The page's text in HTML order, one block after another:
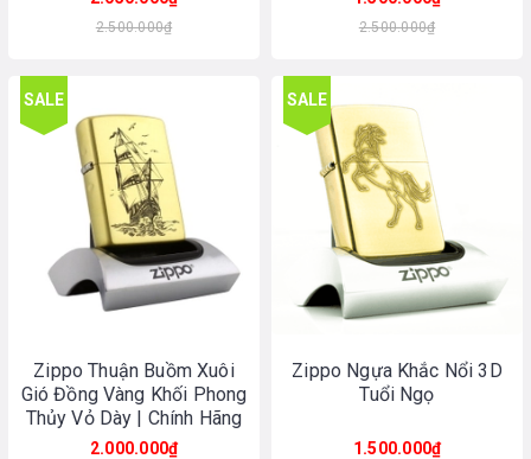
2.500.000₫ 2.500.000₫
SALE
Zippo Thuận Buồm Xuôi
Gió Đồng Vàng Khối Phong
Thủy Vỏ Dày | Chính Hãng
Made In USA
2.000.000₫
SALE
Zippo Ngựa Khắc Nổi 3D
Tuổi Ngọ
1.500.000₫